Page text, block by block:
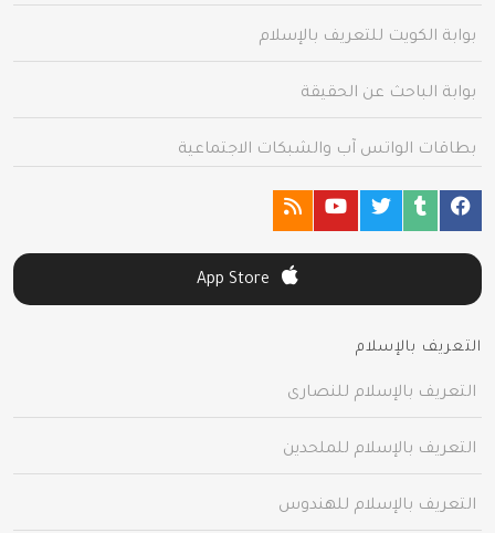
بوابة الكويت للتعريف بالإسلام
بوابة الباحث عن الحقيقة
بطاقات الواتس آب والشبكات الاجتماعية
التعريف بالإسلام
التعريف بالإسلام للنصارى
التعريف بالإسلام للملحدين
التعريف بالإسلام للهندوس